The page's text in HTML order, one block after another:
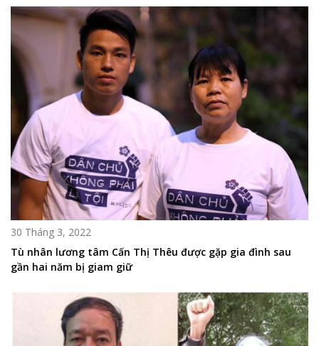
30 Tháng 3, 2022
Tù nhân lương tâm Cấn Thị Thêu được gặp gia đình sau
gần hai năm bị giam giữ